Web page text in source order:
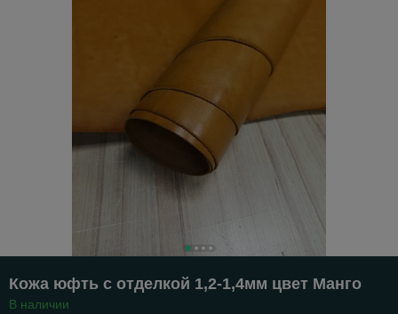
Кожа юфть с отделкой 1,2-1,4мм цвет Манго
В наличии